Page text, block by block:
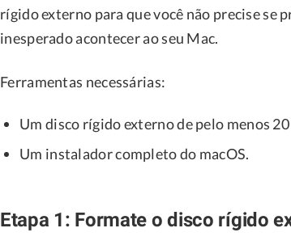
rígido externo para que você não precise se
inesperado acontecer ao seu Mac.
Ferramentas necessárias:
Um disco rígido externo de pelo menos
Um instalador completo do macOS.
Etapa 1: Formate o disco rígido